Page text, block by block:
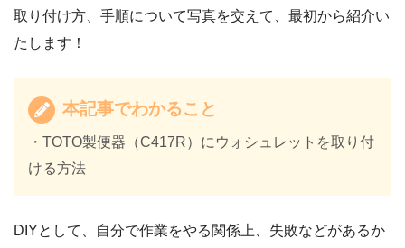
取り付け方、手順について写真を交えて、最初から紹介い
たします！
本記事でわかること
・TOTO製便器（C417R）にウォシュレットを取り付
ける方法
DIYとして、自分で作業をやる関係上、失敗などがあるか